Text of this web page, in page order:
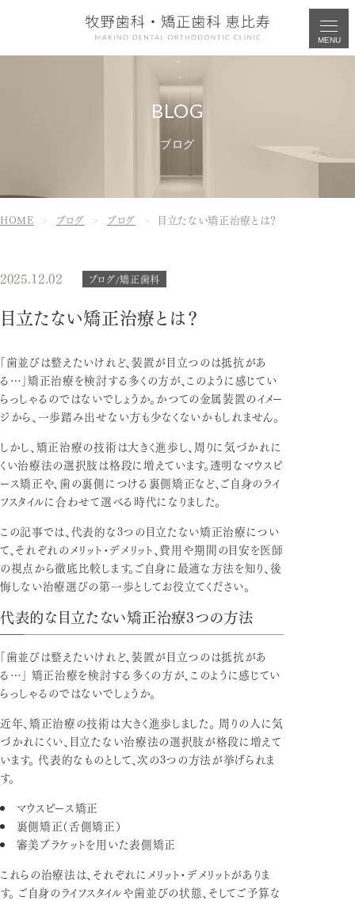
MENU
ブログ
HOME ブログ ブログ 目立たない矯正治療とは？
2025.12.02 ブログ/矯正歯科
目立たない矯正治療とは？
「歯並びは整えたいけれど、装置が目立つのは抵抗があ
る…」矯正治療を検討する多くの方が、このように感じてい
らっしゃるのではないでしょうか。かつての金属装置のイメー
ジから、一歩踏み出せない方も少なくないかもしれません。
しかし、矯正治療の技術は大きく進歩し、周りに気づかれに
くい治療法の選択肢は格段に増えています。透明なマウスピ
ース矯正や、歯の裏側につける裏側矯正など、ご自身のライ
フスタイルに合わせて選べる時代になりました。
この記事では、代表的な3つの目立たない矯正治療につい
て、それぞれのメリット・デメリット、費用や期間の目安を医師
の視点から徹底比較します。ご自身に最適な方法を知り、後
悔しない治療選びの第一歩としてお役立てください。
代表的な目立たない矯正治療3つの方法
「歯並びは整えたいけれど、装置が目立つのは抵抗があ
る…」 矯正治療を検討する多くの方が、このように感じてい
らっしゃるのではないでしょうか。
近年、矯正治療の技術は大きく進歩しました。 周りの人に気
づかれにくい、目立たない治療法の選択肢が格段に増えて
います。 代表的なものとして、次の3つの方法が挙げられま
す。
マウスピース矯正
裏側矯正（舌側矯正）
審美ブラケットを用いた表側矯正
これらの治療法は、それぞれにメリット・デメリットがありま
す。 ご自身のライフスタイルや歯並びの状態、そしてご予算な